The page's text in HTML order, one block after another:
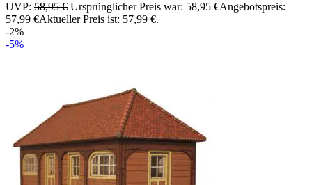
UVP: 58,95€ Ursprünglicher Preis war: 58,95 €Angebotspreis:
57,99 €Aktueller Preis ist: 57,99 €.
-2%
-5%